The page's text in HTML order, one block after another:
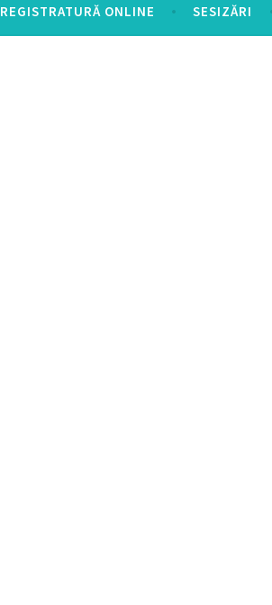
REGISTRATURĂ ONLINE SESIZĂRI